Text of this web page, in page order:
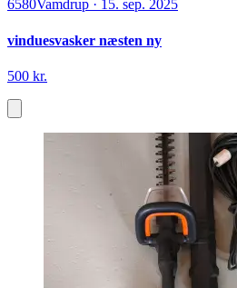
6580Vamdrup · 15. sep. 2025
vinduesvasker næsten ny
500 kr.